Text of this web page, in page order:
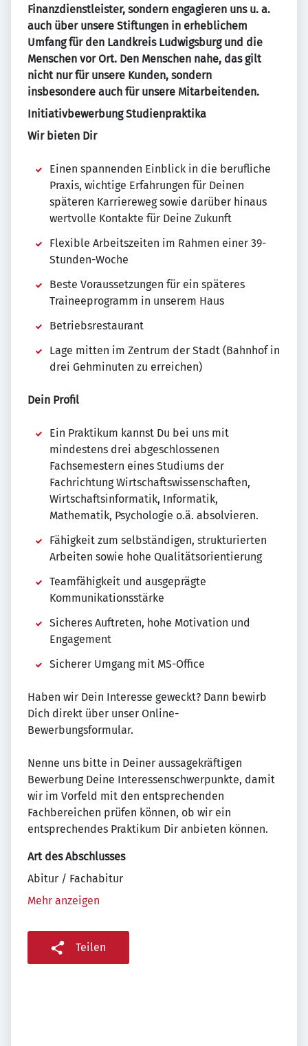
Finanzdienstleister, sondern engagieren uns u. a.
auch über unsere Stiftungen in erheblichem
Umfang für den Landkreis Ludwigsburg und die
Menschen vor Ort. Den Menschen nahe, das gilt
nicht nur für unsere Kunden, sondern
insbesondere auch für unsere Mitarbeitenden.
Initiativbewerbung Studienpraktika
Wir bieten Dir
Einen spannenden Einblick in die berufliche
Praxis, wichtige Erfahrungen für Deinen
späteren Karriereweg sowie darüber hinaus
wertvolle Kontakte für Deine Zukunft
Flexible Arbeitszeiten im Rahmen einer 39-
Stunden-Woche
Beste Voraussetzungen für ein späteres
Traineeprogramm in unserem Haus
Betriebsrestaurant
Lage mitten im Zentrum der Stadt (Bahnhof in
drei Gehminuten zu erreichen)
Dein Profil
Ein Praktikum kannst Du bei uns mit
mindestens drei abgeschlossenen
Fachsemestern eines Studiums der
Fachrichtung Wirtschaftswissenschaften,
Wirtschaftsinformatik, Informatik,
Mathematik, Psychologie o.ä. absolvieren.
Fähigkeit zum selbständigen, strukturierten
Arbeiten sowie hohe Qualitätsorientierung
Teamfähigkeit und ausgeprägte
Kommunikationsstärke
Sicheres Auftreten, hohe Motivation und
Engagement
Sicherer Umgang mit MS-Office
Haben wir Dein Interesse geweckt? Dann bewirb
Dich direkt über unser Online-
Bewerbungsformular.
Nenne uns bitte in Deiner aussagekräftigen
Bewerbung Deine Interessenschwerpunkte, damit
wir im Vorfeld mit den entsprechenden
Fachbereichen prüfen können, ob wir ein
entsprechendes Praktikum Dir anbieten können.
Art des Abschlusses
Abitur / Fachabitur
Mehr anzeigen
Teilen